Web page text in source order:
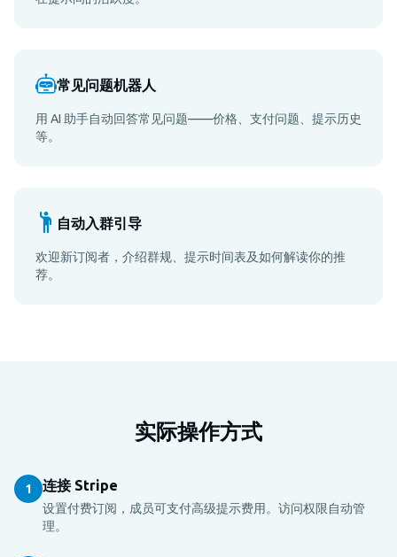
常见问题机器人
用 AI 助手自动回答常见问题——价格、支付问题、提示历史
等。
自动入群引导
欢迎新订阅者，介绍群规、提示时间表及如何解读你的推
荐。
实际操作方式
1 连接 Stripe
设置付费订阅，成员可支付高级提示费用。访问权限自动管
理。